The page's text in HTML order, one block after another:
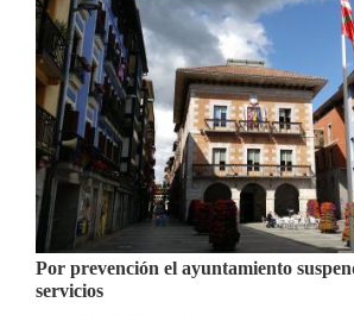
Por prevención el ayuntamiento
servicios